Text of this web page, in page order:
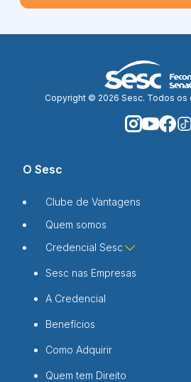
Copyright © 2026 Sesc. Todos os
O Sesc
Clube de Vantagens
Quem somos
Credencial Sesc
Sesc nas Empresas
A Credencial
Benefícios
Como Adquirir
Quem tem Direito